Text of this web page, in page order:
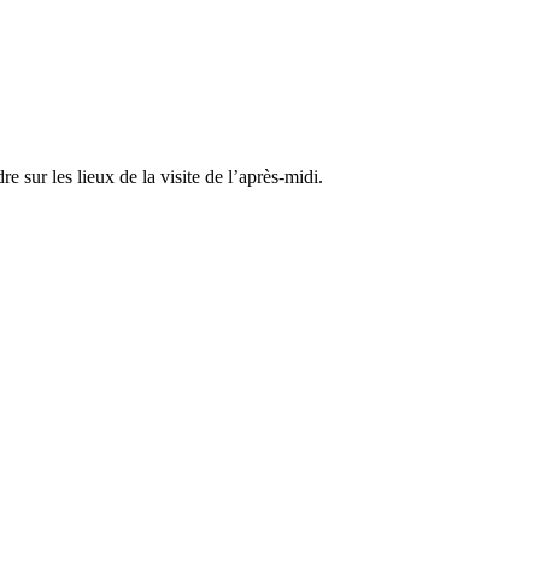
sur les lieux de la visite de l’après-midi.